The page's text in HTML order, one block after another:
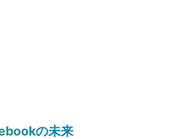
の未来